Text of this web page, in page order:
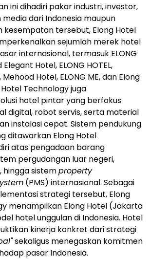
ini dihadiri pakar industri, investor,
media dari Indonesia maupun
kesempatan tersebut, Elong Hotel
sejumlah merek hotel
internasional, termasuk ELONG
Elegant Hotel, ELONG HOTEL,
Mehood Hotel, ELONG ME, dan Elong
Hotel Technology juga
hotel pintar yang berfokus
digital, robot servis, serta material
instalasi cepat. Sistem pendukung
ditawarkan Elong Hotel
atas pengadaan barang
pergudangan luar negeri,
hingga sistemproperty
(PMS) internasional. Sebagai
strategi tersebut, Elong
menampilkan Elong Hotel (Jakarta
hotel unggulan di Indonesia. Hotel
kinerja konkret dari strategi
sekaligus menegaskan komitmen
pasar Indonesia.